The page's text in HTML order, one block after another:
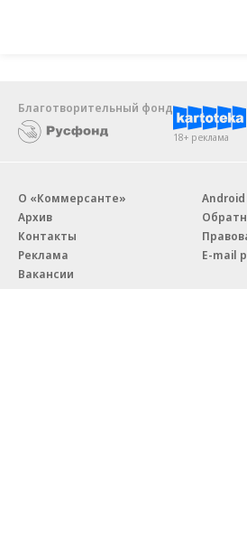
Благотворительный фонд
18+ реклама
О «Коммерсанте»
Архив
Контакты
Реклама
Вакансии
Android
E-mail